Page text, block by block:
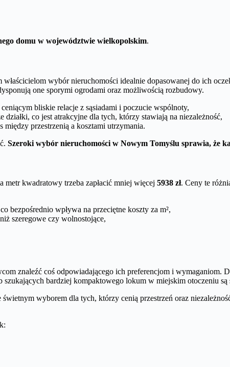
domu w województwie wielkopolskim.
właścicielom wybór nieruchomości idealnie dopasowanej do ich
one sporymi ogrodami oraz możliwością rozbudowy.
bliskie relacje z sąsiadami i poczucie wspólnoty,
co jest atrakcyjne dla tych, którzy stawiają na niezależność,
przestrzenią a kosztami utrzymania.
Szeroki wybór nieruchomości w Nowym Tomyślu sprawia, że
metr kwadratowy trzeba zapłacić mniej więcej 5938 zł. Ceny te
bezpośrednio wpływa na przeciętne koszty za m²,
szeregowe czy wolnostojące,
znaleźć coś odpowiadającego ich preferencjom i wymaganiom.
bardziej kompaktowego lokum w miejskim otoczeniu są
wyborem dla tych, którzy cenią przestrzeń oraz